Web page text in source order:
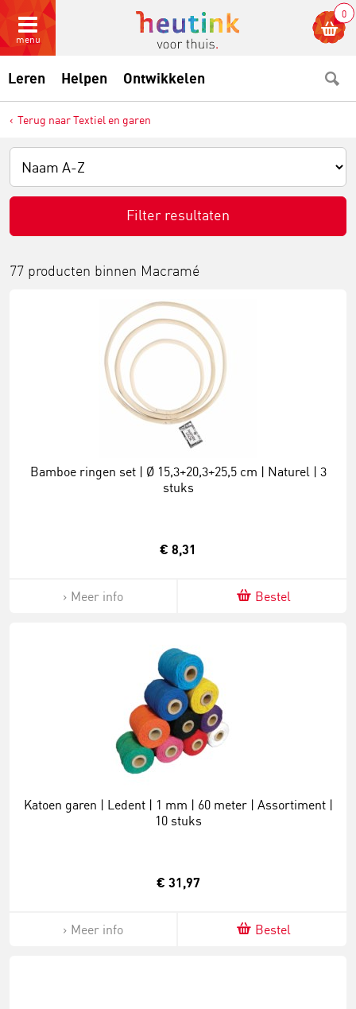
menu
0
Leren Helpen Ontwikkelen
Terug naar Textiel en garen
Filter resultaten
77 producten binnen Macramé
Bamboe ringen set | Ø 15,3+20,3+25,5 cm | Naturel | 3
stuks
€ 8,31
Meer info Bestel
Katoen garen | Ledent | 1 mm | 60 meter | Assortiment |
10 stuks
€ 31,97
Meer info Bestel